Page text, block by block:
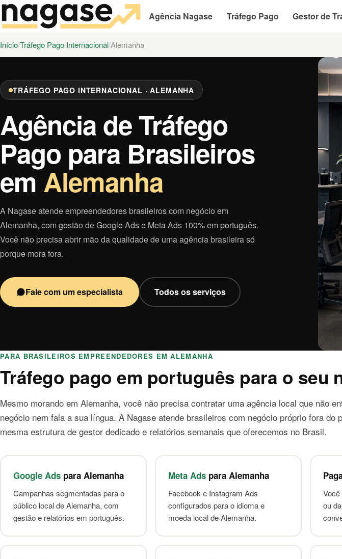
Agência Nagase Tráfego Pago Gestor de
InícioTráfego Pago InternacionalAlemanha
TRÁFEGO PAGO INTERNACIONAL · ALEMANHA
Agência de Tráfego
Pago para Brasileiros
emAlemanha
A Nagase atende empreendedores brasileiros com negócio em
Alemanha, com gestão de Google Ads e Meta Ads 100% em português.
Você não precisa abrir mão da qualidade de uma agência brasileira só
porque mora fora.
Fale com um especialista Todos os serviços
PARA BRASILEIROS EMPREENDEDORES EM ALEMANHA
Tráfego pago em português para o seu
Mesmo morando em Alemanha, você não precisa contratar uma agência local que não
negócio nem fala a sua língua. A Nagase atende brasileiros com negócio próprio fora do
mesma estrutura de gestor dedicado e relatórios semanais que oferecemos no Brasil.
Google Adspara Alemanha
Campanhas segmentadas para o
público local de Alemanha, com
gestão e relatórios em português.
Meta Adspara Alemanha
Facebook e Instagram Ads
configurados para o idioma e
moeda local de Alemanha.
ou